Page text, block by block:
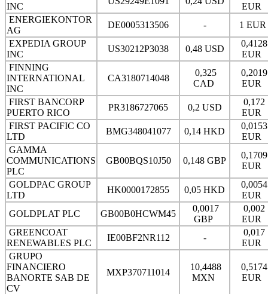
INC
EUR
ENERGIEKONTOR
AG
DE0005313506 -
1 EUR
EXPEDIA GROUP
INC
US30212P3038 0,48 USD
0,4128
EUR
FINNING
INTERNATIONAL
INC
CA3180714048
0,325
CAD
0,2019
EUR
FIRST BANCORP
PUERTO RICO
PR3186727065 0,2 USD
0,172
EUR
FIRST PACIFIC CO
LTD
BMG348041077 0,14 HKD
0,0153
EUR
GAMMA
COMMUNICATIONS
PLC
GB00BQS10J50 0,148 GBP
0,1709
EUR
GOLDPAC GROUP
LTD
HK0000172855 0,05 HKD
0,0054
EUR
GOLDPLAT PLC
GB00B0HCWM45
0,0017
GBP
0,002
EUR
GREENCOAT
RENEWABLES PLC
IE00BF2NR112 -
0,017
EUR
GRUPO
FINANCIERO
BANORTE SAB DE
CV
MXP370711014
10,4488
MXN
0,5174
EUR